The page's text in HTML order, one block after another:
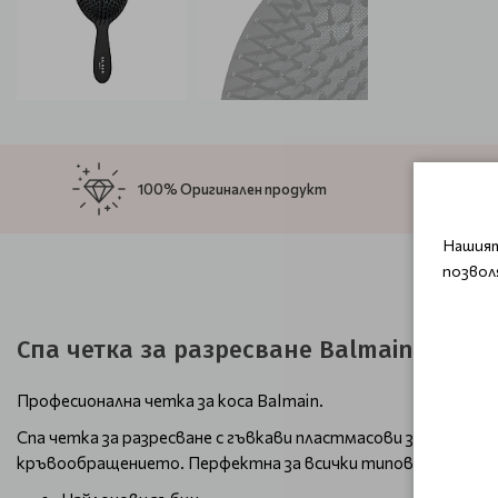
100% Оригинален продукт
Спа четка за разресване Balmain
Професионална четка за коса Balmain.
Спа четка за разресване с гъвкави пластмасови зъбци.
кръвообращението. Перфектна за всички типове коса,